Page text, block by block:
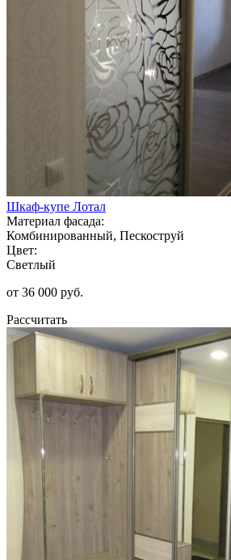
Шкаф-купе Лотал
Материал фасада:
Комбинированный, Пескоструй
Цвет:
Светлый
от 36 000 руб.
Рассчитать